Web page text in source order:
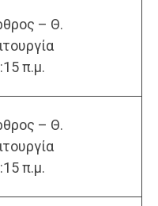
– Θ.
π.μ.
– Θ.
π.μ.